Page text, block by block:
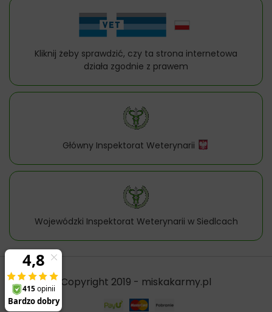
Kliknij żeby sprawdzić, czy ta strona internetowa
działa zgodnie z prawem
Główny Inspektorat Weterynarii
Wojewódzki Inspektorat Weterynarii w Siedlcach
Copyright 2019 - miskakarmy.pl